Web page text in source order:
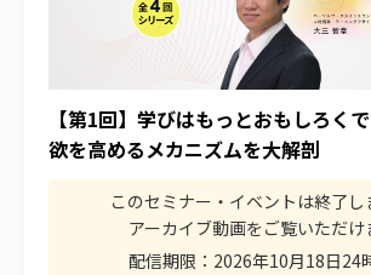
【第1回】学びはもっとおもしろ
欲を高めるメカニズムを大解剖
このセミナー・イベントは終了し
アーカイブ動画をご覧いただけ
配信期限： 2026年10月18日24